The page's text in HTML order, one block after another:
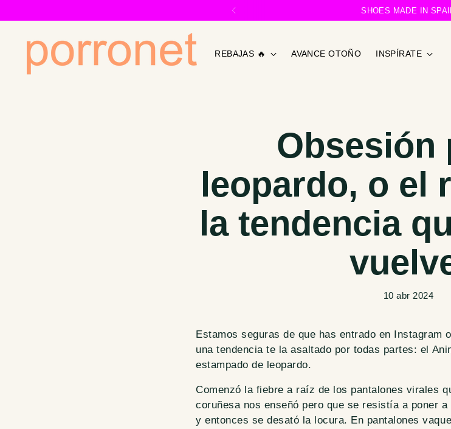
REBAJAS 🔥 AVANCE OTOÑO INSPÍRATE
SHOES MADE IN
Obsesión
leopardo, o el
la tendencia
10 abr 2024
Estamos seguras de que has entrado en Instagram
una tendencia te la asaltado por todas partes: el
estampado de leopardo.
Comenzó la fiebre a raíz de los pantalones virales
coruñesa nos enseñó pero que se resistía a poner
y entonces se desató la locura. En pantalones